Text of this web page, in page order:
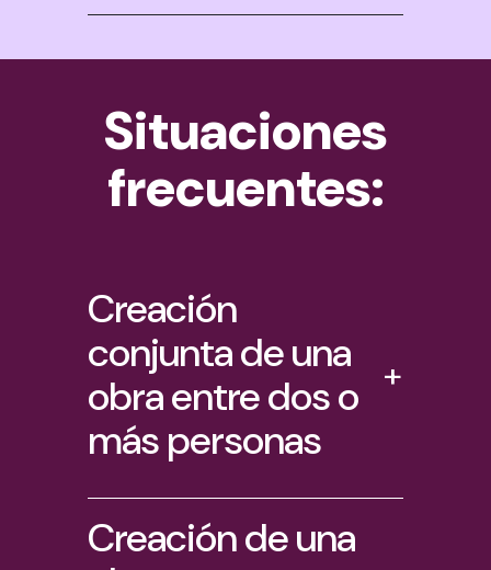
Situaciones
frecuentes:
Creación
conjunta de una
obra entre dos o
más personas
+
Creación de una